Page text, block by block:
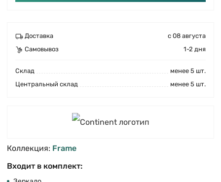
Доставка
с 08 августа
Самовывоз
1-2 дня
Cклад
менее 5 шт.
Центральный склад
менее 5 шт.
Коллекция: Frame
Входит в комплект: